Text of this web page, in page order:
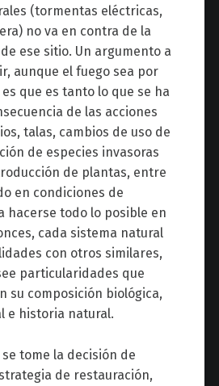
(tormentas eléctricas,
no va en contra de la
ese sitio. Un argumento a
aunque el fuego sea por
que es tanto lo que se ha
de las acciones
talas, cambios de uso de
de especies invasoras
de plantas, entre
en condiciones de
hacerse todo lo posible en
cada sistema natural
con otros similares,
particularidades que
su composición biológica,
e historia natural.
tome la decisión de
de restauración,